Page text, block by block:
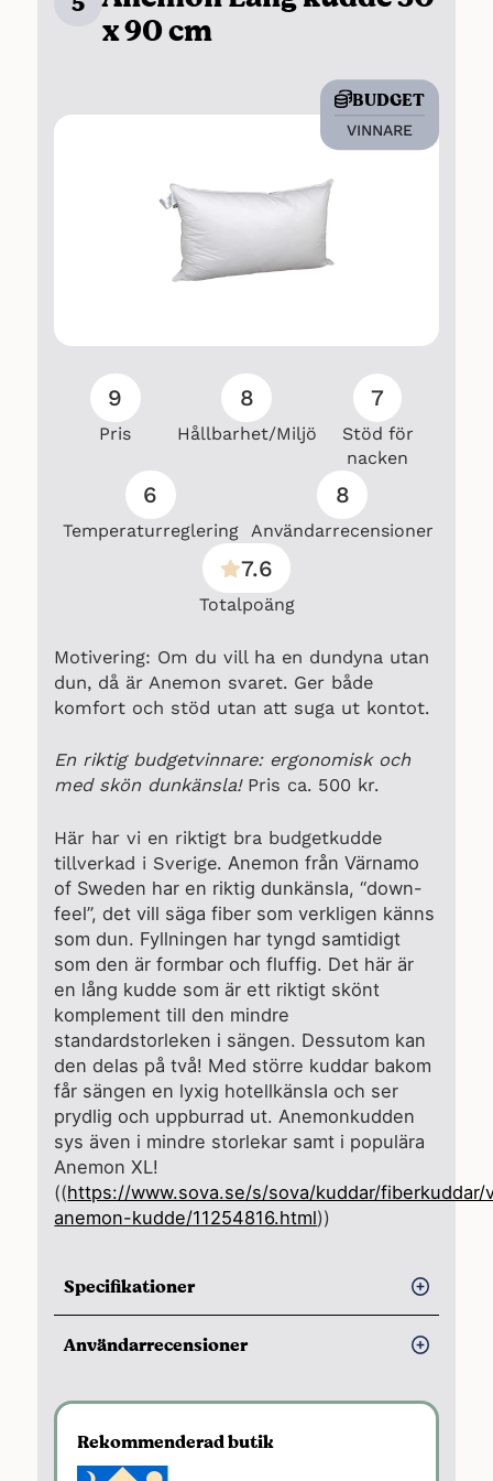
x 90 cm
BUDGET
VINNARE
9
Pris
8
Hållbarhet/Miljö
7
Stöd för
nacken
6
Temperaturreglering
8
Användarrecensioner
7.6
Totalpoäng
Motivering: Om du vill ha en dundyna utan
dun, då är Anemon svaret. Ger både
komfort och stöd utan att suga ut kontot.
En riktig budgetvinnare: ergonomisk och
med skön dunkänsla!Pris ca. 500 kr.
Här har vi en riktigt bra budgetkudde
tillverkad i Sverige.Anemon från Värnamo
of Sweden har en riktig dunkänsla, “down-
feel”, det vill säga fiber som verkligen känns
som dun. Fyllningen har tyngd samtidigt
som den är formbar och fluffig. Det här är
en lång kudde som är ett riktigt skönt
komplement till den mindre
standardstorleken i sängen. Dessutom kan
den delas på två! Med större kuddar bakom
får sängen en lyxig hotellkänsla och ser
prydlig och uppburrad ut. Anemonkudden
sys även i mindre storlekar samt i populära
Anemon XL!
((https://www.sova.se/s/sova/kuddar/fiberkuddar/
anemon-kudde/11254816.html))
Specifikationer
Storlek:
50 x 90 cm. Örngott finns att
microfiber.
Vikt:Downfeel fyllning med total vikt:
Användarrecensioner
Kunder tycker att kudden känns lyxig
och ger en härlig hotellkänsla.
Rekommenderad butik